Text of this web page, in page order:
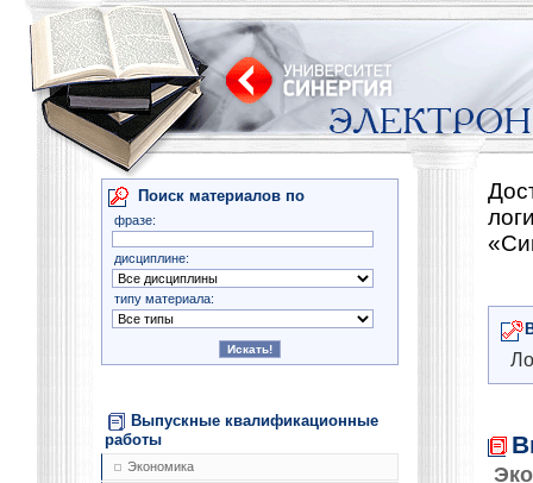
Поиск материалов по
фразе:
дисциплине:
типу материала:
Выпускные квалификационные
работы
Экономика